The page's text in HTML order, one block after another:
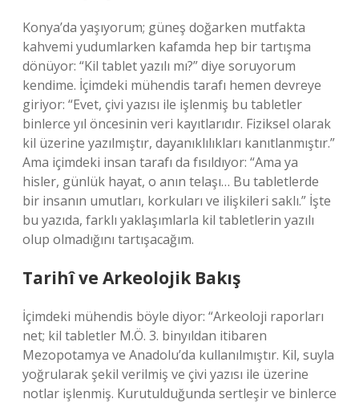
Konya’da yaşıyorum; güneş doğarken mutfakta
kahvemi yudumlarken kafamda hep bir tartışma
dönüyor: “Kil tablet yazılı mı?” diye soruyorum
kendime. İçimdeki mühendis tarafı hemen devreye
giriyor: “Evet, çivi yazısı ile işlenmiş bu tabletler
binlerce yıl öncesinin veri kayıtlarıdır. Fiziksel olarak
kil üzerine yazılmıştır, dayanıklılıkları kanıtlanmıştır.”
Ama içimdeki insan tarafı da fısıldıyor: “Ama ya
hisler, günlük hayat, o anın telaşı… Bu tabletlerde
bir insanın umutları, korkuları ve ilişkileri saklı.” İşte
bu yazıda, farklı yaklaşımlarla kil tabletlerin yazılı
olup olmadığını tartışacağım.
Tarihî ve Arkeolojik Bakış
İçimdeki mühendis böyle diyor: “Arkeoloji raporları
net; kil tabletler M.Ö. 3. binyıldan itibaren
Mezopotamya ve Anadolu’da kullanılmıştır. Kil, suyla
yoğrularak şekil verilmiş ve çivi yazısı ile üzerine
notlar işlenmiş. Kurutulduğunda sertleşir ve binlerce